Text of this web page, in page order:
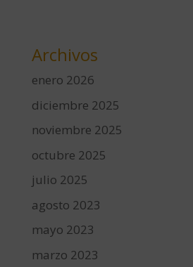
Archivos
enero 2026
diciembre 2025
noviembre 2025
octubre 2025
julio 2025
agosto 2023
mayo 2023
marzo 2023